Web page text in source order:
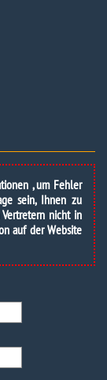
, um Fehler
sein, Ihnen zu
nicht in
auf der Website